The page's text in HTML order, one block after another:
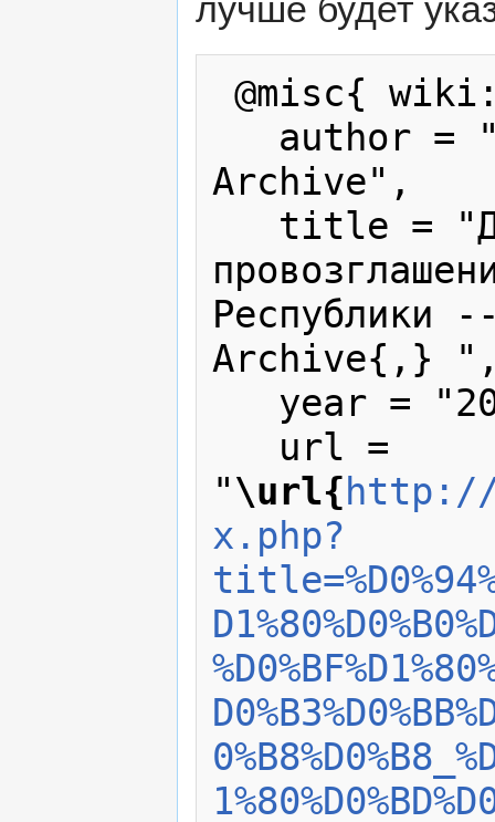
лучше будет
Archive",
Республики
Archive{,}
"\url{ http://
x.php?